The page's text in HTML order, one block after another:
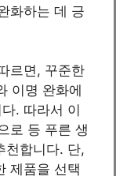
화하는 데 긍
르면, 꾸준한
이명 완화에
. 따라서 이
로 등 푸른 생
천합니다. 단,
제품을 선택